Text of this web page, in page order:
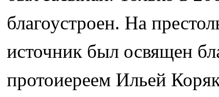
благоустроен. На
источник был освящен
протоиереем Ильей